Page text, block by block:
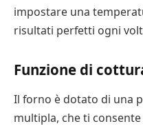
impostare una
risultati perfetti ogni
Funzione di
Il forno è dotato di una
multipla, che ti